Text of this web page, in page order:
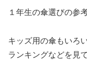
１年生の傘選びの参
キッズ用の傘もいろ
ランキングなどを見